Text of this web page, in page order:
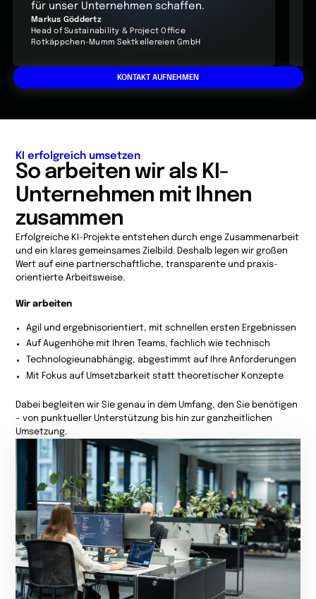
für unser Unternehmen schaffen.
Markus Göddertz
Head of Sustainability & Project Office
Rotkäppchen-Mumm Sektkellereien GmbH
KONTAKT AUFNEHMEN
KI erfolgreich umsetzen
So arbeiten wir als KI-
Unternehmen mit Ihnen
zusammen
Erfolgreiche KI-Projekte entstehen durch enge Zusammenarbeit
und ein klares gemeinsames Zielbild. Deshalb legen wir großen
Wert auf eine partnerschaftliche, transparente und praxis­
orientierte Arbeitsweise.
Wir arbeiten
Agil und ergebnisorientiert, mit schnellen ersten Ergebnissen
Auf Augenhöhe mit Ihren Teams, fachlich wie technisch
Technologieunabhängig, abgestimmt auf Ihre Anforderungen
Mit Fokus auf Umsetzbarkeit statt theoretischer Konzepte
Dabei begleiten wir Sie genau in dem Umfang, den Sie benötigen
– von punktueller Unterstützung bis hin zur ganzheitlichen
Umsetzung.